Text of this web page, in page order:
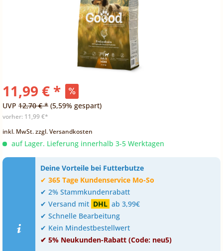
11,99 € *
UVP 12,70 € * (5,59% gespart)
vorher: 11,99 €*
inkl. MwSt.zzgl. Versandkosten
auf Lager. Lieferung innerhalb 3-5 Werktagen
Deine Vorteile bei Futterbutze
✔ 365 Tage Kundenservice Mo-So
✔ 2% Stammkundenrabatt
✔ Versand mit DHL ab 3,99€
✔ Schnelle Bearbeitung
✔ Kein Mindestbestellwert
✔ 5% Neukunden-Rabatt (Code: neu5)